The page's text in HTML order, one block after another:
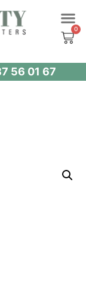
56 01 67